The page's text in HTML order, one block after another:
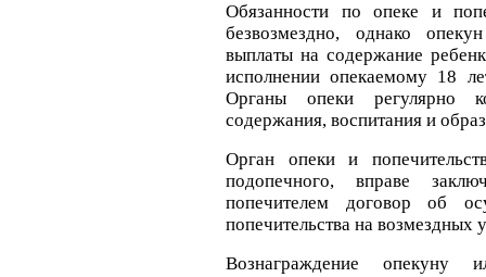
Обязанности по опеке и
безвозмездно, однако
выплаты на содержание
исполнении опекаемому 18
Органы опеки регулярно
содержания, воспитания и
Орган опеки и
подопечного, вправе
попечителем договор об
попечительства на возмездных
Вознаграждение опекуну